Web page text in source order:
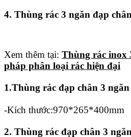
4. Thùng rác 3 ngăn đạp
Xem thêm tại: Thùng rác inox
pháp phân loại rác hiện đại
1.Thùng rác đạp chân 3
-Kích thước:970*265*400mm
2. Thùng rác đạp chân 3